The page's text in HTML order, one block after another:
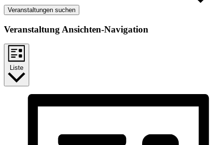
Veranstaltungen suchen
Veranstaltung Ansichten-Navigation
Liste